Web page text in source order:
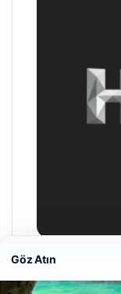
29/04/2026
Göz Atın